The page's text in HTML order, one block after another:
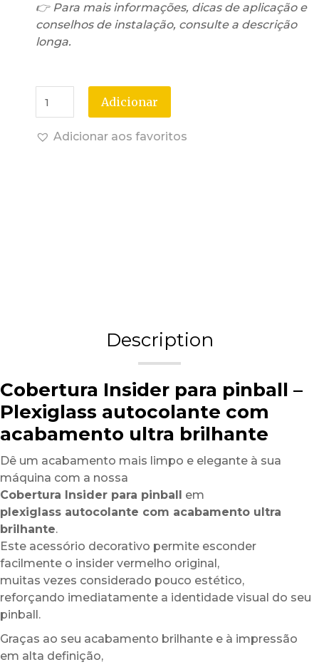
👉 Para mais informações, dicas de aplicação e
conselhos de instalação, consulte a descrição
longa.
Adicionar
Adicionar aos favoritos
Description
Cobertura Insider para pinball –
Plexiglass autocolante com
acabamento ultra brilhante
Dê um acabamento mais limpo e elegante à sua
máquina com a nossa
Cobertura Insider para pinball
em
plexiglass autocolante com acabamento ultra
brilhante.
Este acessório decorativo permite esconder
facilmente o insider vermelho original,
muitas vezes considerado pouco estético,
reforçando imediatamente a identidade visual do seu
pinball.
Graças ao seu acabamento brilhante e à impressão
em alta definição,